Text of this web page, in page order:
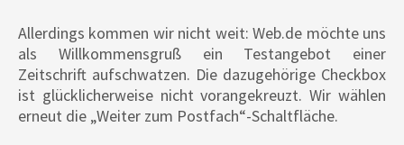
Allerdings kommen wir nicht weit: Web.de möchte uns
als Willkommensgruß ein Testangebot einer
Zeitschrift aufschwatzen. Die dazugehörige Checkbox
ist glücklicherweise nicht vorangekreuzt. Wir wählen
erneut die „Weiter zum Postfach“-Schaltfläche.